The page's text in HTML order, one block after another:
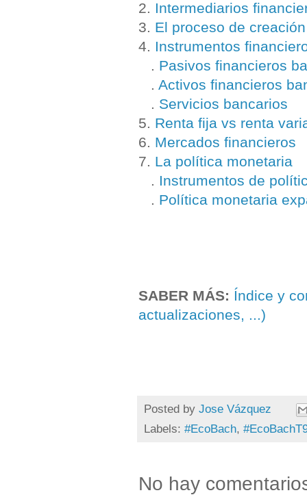
2. Intermediarios
3. El proceso de
4. Instrumentos
. Pasivos financieros
. Activos financieros
. Servicios bancarios
5. Renta fija vs renta
6. Mercados financieros
7. La política monetaria
. Instrumentos de
. Política monetaria
SABER MÁS: Índice y
actualizaciones, ...)
Posted by Jose Vázquez
Labels: #EcoBach,
No hay